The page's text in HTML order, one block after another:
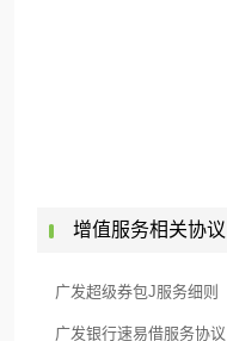
增值服务相关协议
广发超级券包J服务细则
广发银行速易借服务协议